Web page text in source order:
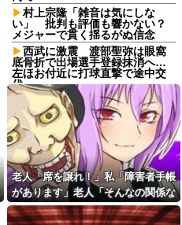
村上宗隆「雑音は気にしな
い」 批判も評価も響かない？
メジャーで貫く揺るがぬ信念
西武に激震 渡部聖弥は眼窩
底骨折で出場選手登録抹消へ…
左ほお付近に打球直撃で途中交
代
週1エステ＆週3パーソナルジ
ム通いの美意識過剰な先輩「こ
れって普通だよね？」→私「真
似できません…」の不毛なやり
取りに疲れ果てた・・・
【旦那の反応がコレ】夫の女
友達との闇交際が発覚？！その
恐ろしい内容が…ｗｗｗｗ
嫁から連れ子の息子への愛が
足りないから離婚を考えてると
言われた
老人「席を譲れ！」私「障害者手帳
があります」老人「そんなの関係な
い！」→暴言を浴びせられた直後、